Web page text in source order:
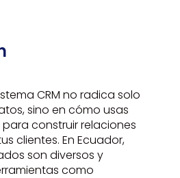
CRM no radica solo
sino en cómo usas
construir relaciones
clientes. En Ecuador,
son diversos y
como